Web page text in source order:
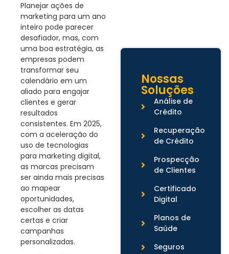
Planejar ações de
marketing para um ano
inteiro pode parecer
desafiador, mas, com
uma boa estratégia, as
empresas podem
transformar seu
calendário em um
aliado para engajar
clientes e gerar
resultados
consistentes. Em 2025,
com a aceleração do
uso de tecnologias
para marketing digital,
as marcas precisam
ser ainda mais precisas
ao mapear
oportunidades,
escolher as datas
certas e criar
campanhas
personalizadas.
Nossas
Soluções
Análise de
Crédito
Recuperação
de Crédito
Prospecção
de Clientes
Certificado
Digital
Planos de
Saúde
Seguros